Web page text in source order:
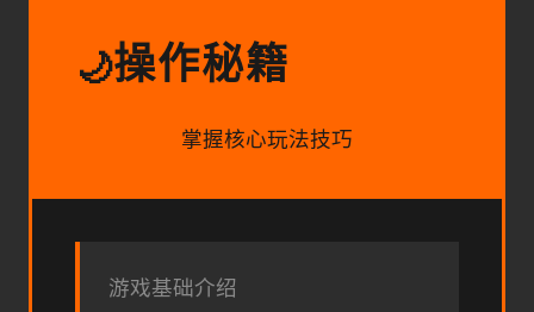
🌙操作秘籍
掌握核心玩法技巧
游戏基础介绍